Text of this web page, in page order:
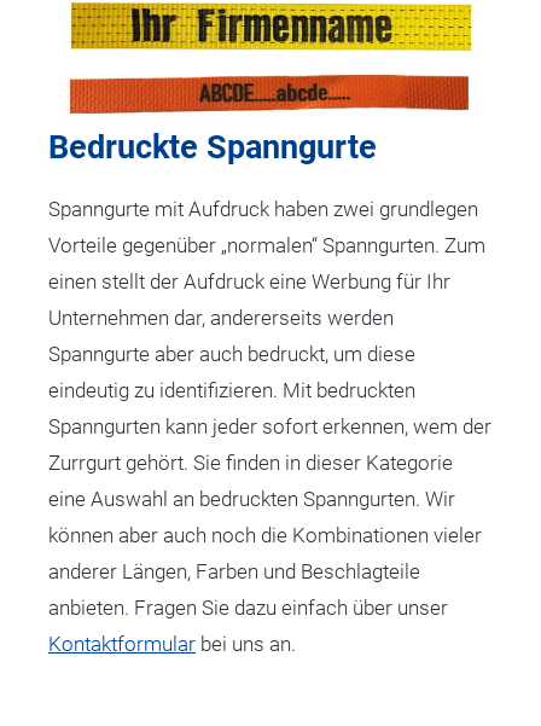
Bedruckte Spanngurte
Spanngurte mit Aufdruck haben zwei grundlegen
Vorteile gegenüber „normalen“ Spanngurten. Zum
einen stellt der Aufdruck eine Werbung für Ihr
Unternehmen dar, andererseits werden
Spanngurte aber auch bedruckt, um diese
eindeutig zu identifizieren. Mit bedruckten
Spanngurten kann jeder sofort erkennen, wem der
Zurrgurt gehört. Sie finden in dieser Kategorie
eine Auswahl an bedruckten Spanngurten. Wir
können aber auch noch die Kombinationen vieler
anderer Längen, Farben und Beschlagteile
anbieten. Fragen Sie dazu einfach über unser
Kontaktformular bei uns an.